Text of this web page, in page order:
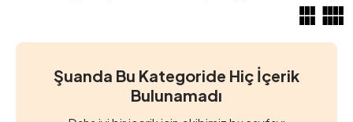
Şuanda Bu Kategoride Hiç İçerik
Bulunamadı